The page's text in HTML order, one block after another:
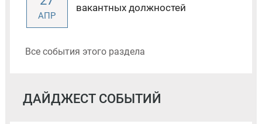
АПР
вакантных должностей
Все события этого раздела
ДАЙДЖЕСТ СОБЫТИЙ